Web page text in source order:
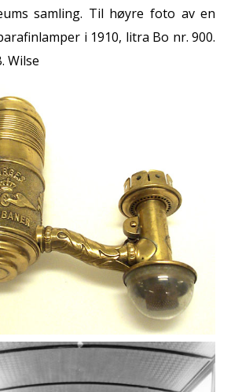
samling. Til høyre foto av en
i 1910, litra Bo nr. 900.
Wilse